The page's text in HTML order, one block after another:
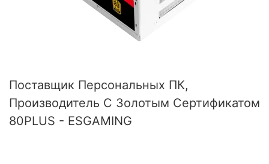
Поставщик Персональных ПК,
Производитель С Золотым Сертификатом
80PLUS - ESGAMING